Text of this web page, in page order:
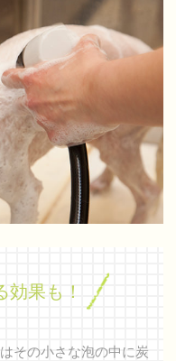
果も！
その小さな泡の中に炭